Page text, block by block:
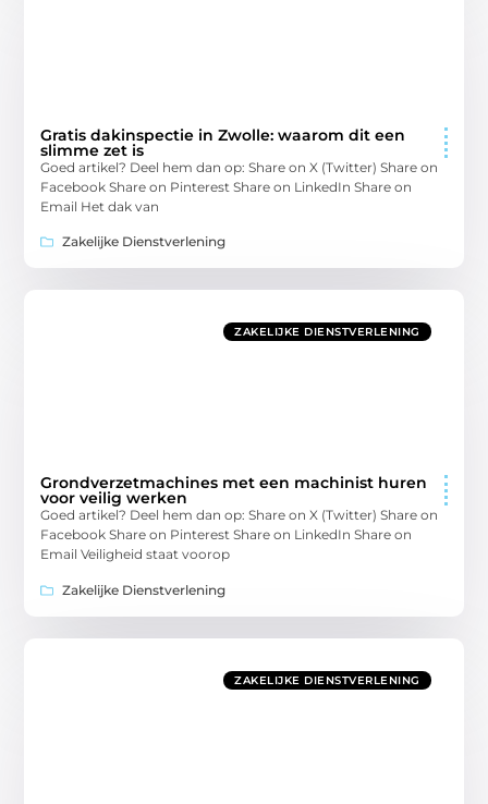
Gratis dakinspectie in Zwolle: waarom dit een
slimme zet is
Goed artikel? Deel hem dan op: Share on X (Twitter) Share on
Facebook Share on Pinterest Share on LinkedIn Share on
Email Het dak van
Zakelijke Dienstverlening
ZAKELIJKE DIENSTVERLENING
Grondverzetmachines met een machinist huren
voor veilig werken
Goed artikel? Deel hem dan op: Share on X (Twitter) Share on
Facebook Share on Pinterest Share on LinkedIn Share on
Email Veiligheid staat voorop
Zakelijke Dienstverlening
ZAKELIJKE DIENSTVERLENING